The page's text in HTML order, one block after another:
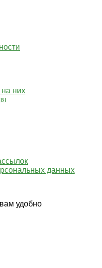
них
данных
удобно